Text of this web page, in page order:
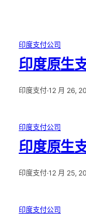
印度支付公司
印度原生
印度支付·12 月 26,
印度支付公司
印度原生
印度支付·12 月 25,
印度支付公司